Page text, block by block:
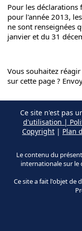
Pour les déclarations
pour l'année 2013,
ne sont renseignées
janvier et du 31
Vous souhaitez
sur cette page ?
Ce site n'est pas
d'utilisation |
Copyright | Plan
Le contenu du
internationale sur le
Ce site a fait l'objet de